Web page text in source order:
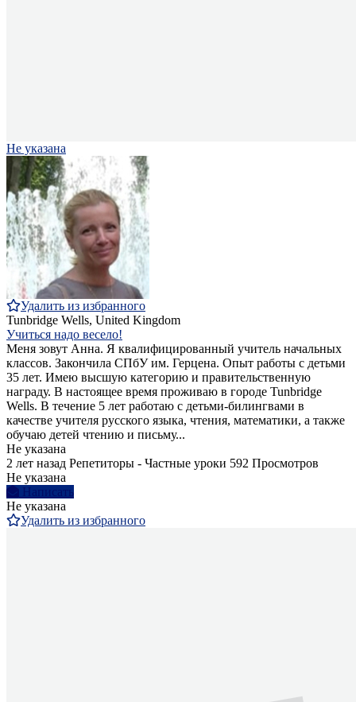
Не указана
Удалить из избранного
Tunbridge Wells, United Kingdom
Учиться надо весело!
Меня зовут Анна. Я квалифицированный учитель начальных
классов. Закончила СПбУ им. Герцена. Опыт работы c детьми
35 лет. Имею высшую категорию и правительственную
награду. В настоящее время проживаю в городе Tunbridge
Wells. В течение 5 лет работаю с детьми-билингвами в
качестве учителя русского языка, чтения, математики, а также
обучаю детей чтению и письму...
Не указана
2 лет назад Репетиторы - Частные уроки 592 Просмотров
Не указана
Написать
Не указана
Удалить из избранного